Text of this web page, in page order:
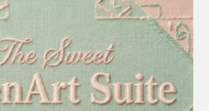
Suite: Create
Chaos
need, finally in one place. We
rearchitected the OpenArt
so your workflow finally
as your ideas do.